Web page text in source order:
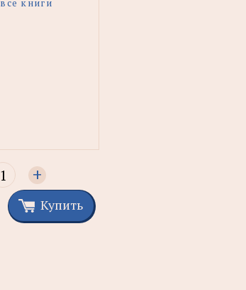
все книги
+
Купить